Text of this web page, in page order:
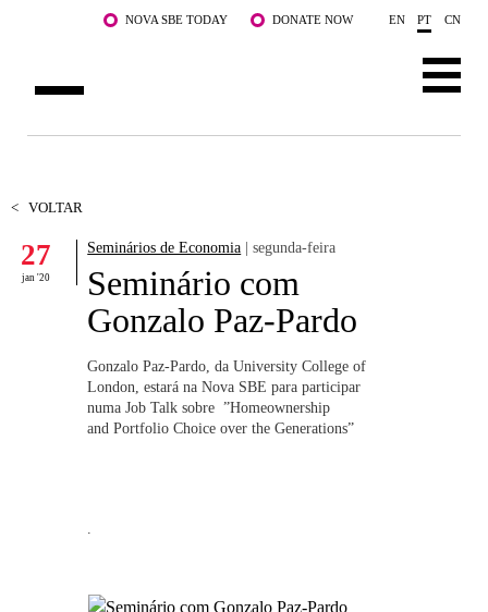
Saltar para o conteúdo principalNOVA SBE TODAY DONATE NOW EN PT CN
DOCENTES E INVESTIGAÇÃO
COMUNIDADE
WHAT'S HAPPENING
< VOLTAR
27
jan '20
Seminários de Economia | segunda-feira
Seminário com
Gonzalo Paz-Pardo
Gonzalo Paz-Pardo, da University College of
London, estará na Nova SBE para participar
numa Job Talk sobre ”Homeownership
and Portfolio Choice over the Generations”